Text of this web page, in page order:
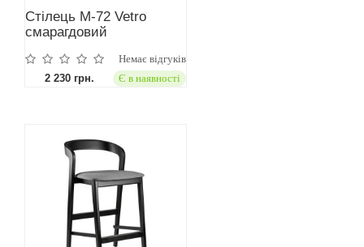
Cтілець M-72 Vetro
смарагдовий
Немає відгуків
2 230 грн.
Є в наявності